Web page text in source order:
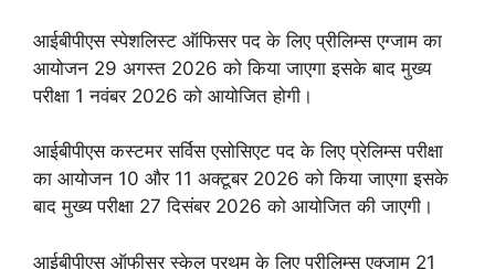
आईबीपीएस स्पेशलिस्ट ऑफिसर पद के लिए प्रीलिम्स एग्जाम का
आयोजन 29 अगस्त 2026 को किया जाएगा इसके बाद मुख्य
परीक्षा 1 नवंबर 2026 को आयोजित होगी।
आईबीपीएस कस्टमर सर्विस एसोसिएट पद के लिए प्रेलिम्स परीक्षा
का आयोजन 10 और 11 अक्टूबर 2026 को किया जाएगा इसके
बाद मुख्य परीक्षा 27 दिसंबर 2026 को आयोजित की जाएगी।
आईबीपीएस ऑफीसर स्केल प्रथम के लिए प्रीलिम्स एक्जाम 21